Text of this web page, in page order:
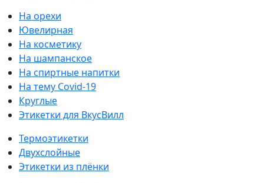
На орехи
Ювелирная
На косметику
На шампанское
На спиртные напитки
На тему Covid-19
Круглые
Этикетки для ВкусВилл
Термоэтикетки
Двухслойные
Этикетки из плёнки